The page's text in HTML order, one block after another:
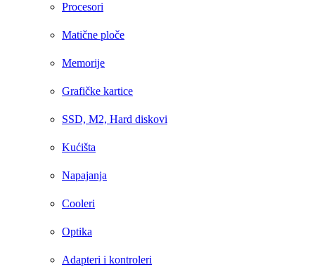
Procesori
Matične ploče
Memorije
Grafičke kartice
SSD, M2, Hard diskovi
Kućišta
Napajanja
Cooleri
Optika
Adapteri i kontroleri